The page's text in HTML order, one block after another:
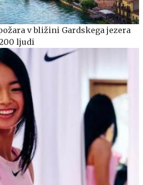
v bližini Gardskega jezera
ljudi